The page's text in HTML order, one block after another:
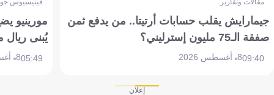
مقالات وتقارير
جيمارايش يقلب حسابات أرتيتا.. من يدفع ثمن
صفقة الـ75 مليون إسترليني؟
09:408 أغسطس 2026
فينيسيوس
مورينيو
يُبنى ريال
05:498 أغسطس 2026
إعلان